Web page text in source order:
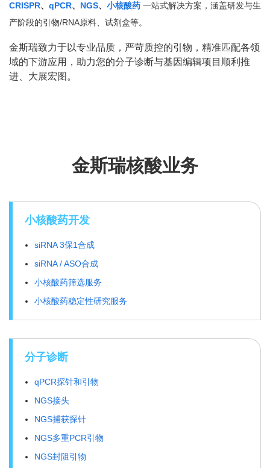
CRISPR、 qPCR、 NGS、 小核酸药 一站式解决方案，涵盖研发与生
产阶段的引物/RNA原料、试剂盒等。
金斯瑞致力于以专业品质，严苛质控的引物，精准匹配各领
域的下游应用，助力您的分子诊断与基因编辑项目顺利推
进、大展宏图。
金斯瑞核酸业务
小核酸药开发
siRNA 3保1合成
siRNA / ASO合成
小核酸药筛选服务
小核酸药稳定性研究服务
分子诊断
qPCR探针和引物
NGS接头
NGS捕获探针
NGS多重PCR引物
NGS封阻引物